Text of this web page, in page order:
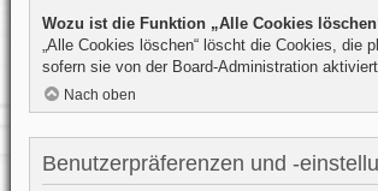
Wozu ist die Funktion „Alle Cookies
„Alle Cookies löschen“ löscht die Cookies,
sofern sie von der Board-Administration
Nach oben
Benutzerpräferenzen und -